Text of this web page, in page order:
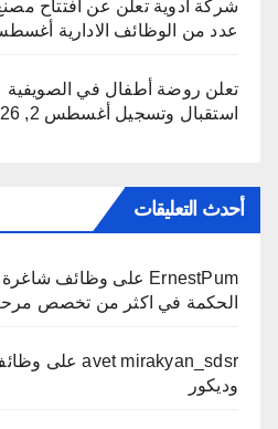
شركة أدوية تعلن عن افتتاح
عدد من الوظائف الادارية أغسطس 3,
تعلن روضة أطفال في
استقبال وتسجيل أغسطس 2, 2026
أحدث التعليقات
ErnestPum على وظائف شاغرة
الحكمة في اكثر من تخصص
avet mirakyan_sdsrعلى
وديكور